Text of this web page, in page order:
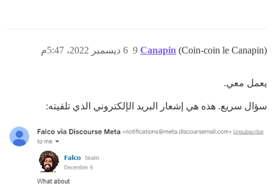
Canapin (Coin-coin le Canapin) 6 ديسمبر 2022، 5:47م 9
يعمل معي.
سؤال سريع. هذه هي إشعار البريد الإلكتروني الذي تلقيته: